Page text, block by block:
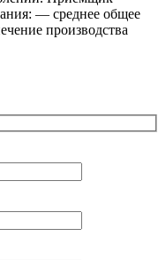
— среднее общее
производства